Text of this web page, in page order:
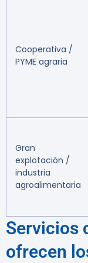
Cooperativa /
PYME agraria
Gran
explotación /
industria
agroalimentaria
Servicios
ofrecen